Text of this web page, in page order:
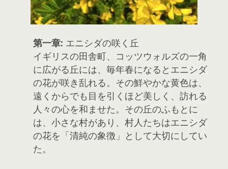
第一章: エニシダの咲く丘
イギリスの田舎町、コッツウォルズの一角
に広がる丘には、毎年春になるとエニシダ
の花が咲き乱れる。その鮮やかな黄色は、
遠くからでも目を引くほど美しく、訪れる
人々の心を和ませた。その丘のふもとに
は、小さな村があり、村人たちはエニシダ
の花を「清純の象徴」として大切にしてい
た。